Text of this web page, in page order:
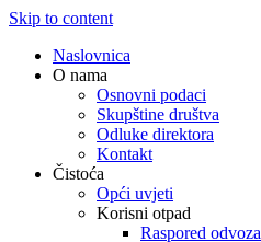
Skip to content
Naslovnica
O nama
Osnovni podaci
Skupštine društva
Odluke direktora
Kontakt
Čistoća
Opći uvjeti
Korisni otpad
Raspored odvoza